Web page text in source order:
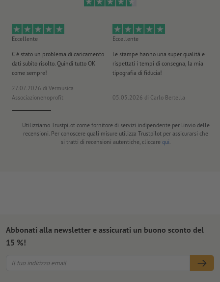
Eccellente
C'è stato un problema di caricamento
dati subito risolto. Quindi tutto OK
come sempre!
27.07.2026 di Vermusica
Associazionenoprofit
Eccellente
Le stampe hanno una super qualità e
rispettati i tempi di consegna, la mia
tipografia di fiducia!
05.05.2026 di Carlo Bertella
Utilizziamo Trustpilot come fornitore di servizi indipendente per linvio delle
recensioni. Per conoscere quali misure utilizza Trustpilot per assicurarsi che
si tratti di recensioni autentiche, cliccare qui
Abbonati alla newsletter e assicurati un buono sconto del
15 %!